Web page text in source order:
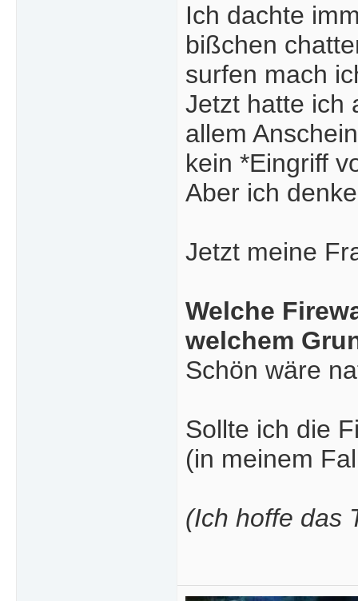
Ich dachte
bißchen
surfen mach
Jetzt hatte ich
allem
kein *Eingriff
Aber ich
Jetzt meine
Welche
welchem
Schön wäre
Sollte ich die
(in meinem
(Ich hoffe das